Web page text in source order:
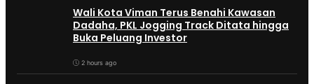
Wali Kota Viman Terus Benahi Kawasan
Dadaha, PKL Jogging Track Ditata hingga
Buka Peluang Investor
2 hours ago